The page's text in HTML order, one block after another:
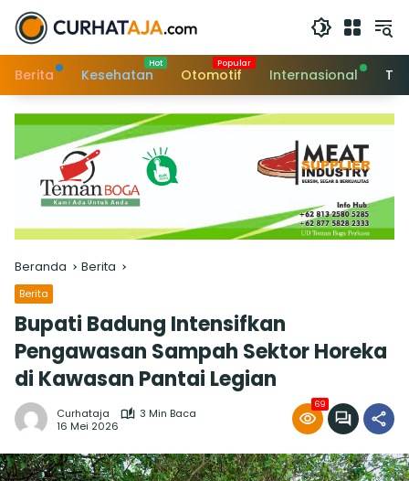
Langsung
konten
Berita
Kesehatan Otomotif Internasional
Beranda Berita
Berita
Bupati Badung Intensifkan
Pengawasan Sampah Sektor Horeka
di Kawasan Pantai Legian
Curhataja
3 Min Baca
16 Mei 2026
69